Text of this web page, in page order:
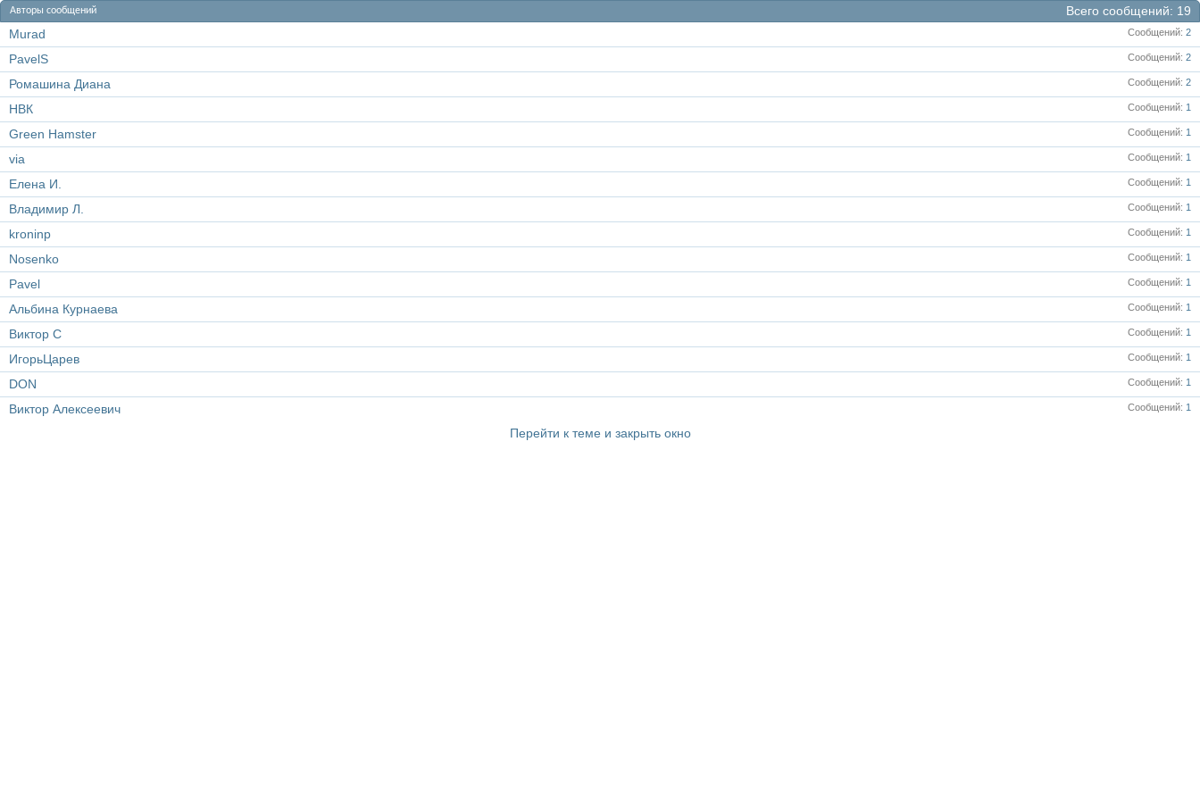
Всего сообщений 19
Авторы сообщений
Сообщений 2
Murad
Сообщений 2
PavelS
Сообщений 2
Ромашина Диана
Сообщений 1
НВК
Сообщений 1
Green Hamster
Сообщений 1
via
Сообщений 1
Елена И.
Сообщений 1
Владимир Л.
Сообщений 1
kroninp
Сообщений 1
Nosenko
Сообщений 1
Pavel
Сообщений 1
Альбина Курнаева
Сообщений 1
Виктор С
Сообщений 1
ИгорьЦарев
Сообщений 1
DON
Сообщений 1
Виктор Алексеевич
Перейти к теме и закрыть окно